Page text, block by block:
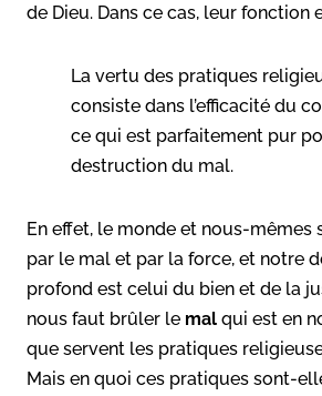
de Dieu. Dans ce cas, leur fonction
La vertu des pratiques
consiste dans l’efficacité du
ce qui est parfaitement pur
destruction du mal.
En effet, le monde et nous-mêmes
par le mal et par la force, et notre
profond est celui du bien et de la
nous faut brûler le mal qui est en
que servent les pratiques
Mais en quoi ces pratiques sont-